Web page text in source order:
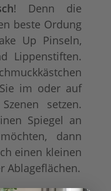
! Denn die
beste Ordung
Up Pinseln,
Lippenstiften.
im oder auf
setzen.
Spiegel an
dann
einen kleinen
Ablageflächen.